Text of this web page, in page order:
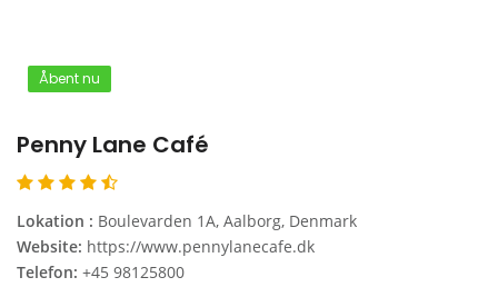
Åbent nu
Penny Lane Café
Lokation : Boulevarden 1A, Aalborg, Denmark
Website: https://www.pennylanecafe.dk
Telefon: +45 98125800